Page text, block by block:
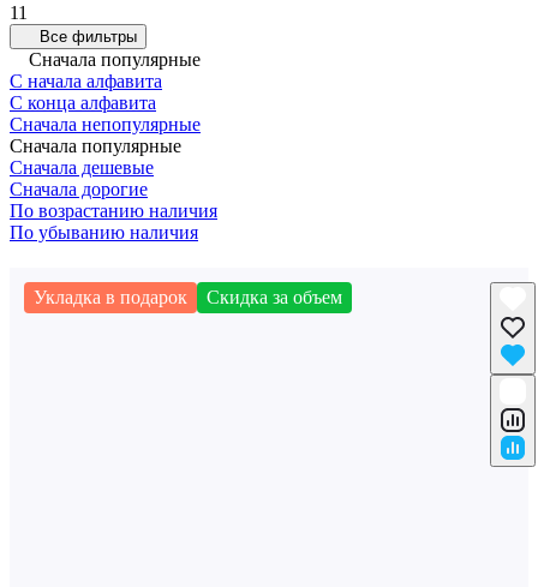
11
Все фильтры
Сначала популярные
С начала алфавита
С конца алфавита
Сначала непопулярные
Сначала популярные
Сначала дешевые
Сначала дорогие
По возрастанию наличия
По убыванию наличия
Укладка в подарок Скидка за объем